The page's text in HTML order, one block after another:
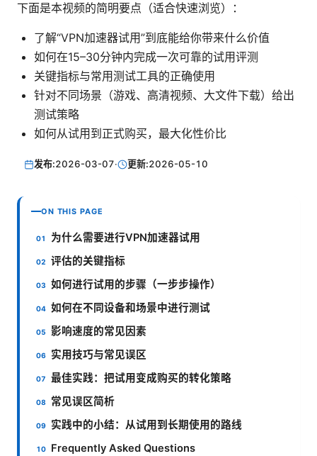
下面是本视频的简明要点（适合快速浏览）：
了解“VPN加速器试用”到底能给你带来什么价值
如何在15–30分钟内完成一次可靠的试用评测
关键指标与常用测试工具的正确使用
针对不同场景（游戏、高清视频、大文件下载）给出
测试策略
如何从试用到正式购买，最大化性价比
发布:2026-03-07· 更新:2026-05-10
ON THIS PAGE
为什么需要进行VPN加速器试用
评估的关键指标
如何进行试用的步骤（一步步操作）
如何在不同设备和场景中进行测试
影响速度的常见因素
实用技巧与常见误区
最佳实践：把试用变成购买的转化策略
常见误区简析
实践中的小结：从试用到长期使用的路线
Frequently Asked Questions